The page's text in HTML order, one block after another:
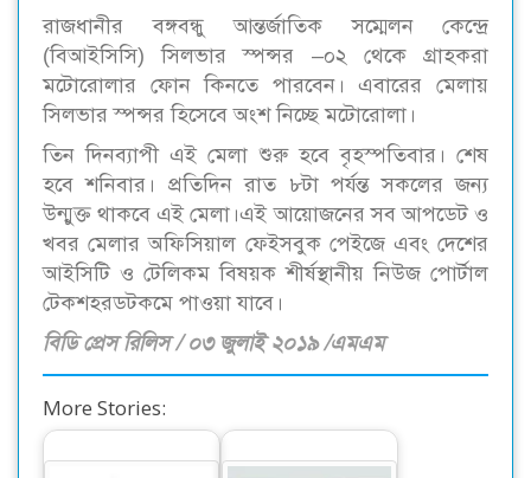
রাজধানীর বঙ্গবন্ধু আন্তর্জাতিক সম্মেলন কেন্দ্রে
(বিআইসিসি) সিলভার স্পন্সর –০২ থেকে গ্রাহকরা
মটোরোলার ফোন কিনতে পারবেন। এবারের মেলায়
সিলভার স্পন্সর হিসেবে অংশ নিচ্ছে মটোরোলা।
তিন দিনব্যাপী এই মেলা শুরু হবে বৃহস্পতিবার। শেষ
হবে শনিবার। প্রতিদিন রাত ৮টা পর্যন্ত সকলের জন্য
উন্মুক্ত থাকবে এই মেলা।এই আয়োজনের সব আপডেট ও
খবর মেলার অফিসিয়াল ফেইসবুক পেইজে এবং দেশের
আইসিটি ও টেলিকম বিষয়ক শীর্ষস্থানীয় নিউজ পোর্টাল
টেকশহরডটকমে পাওয়া যাবে।
বিডি প্রেস রিলিস / ০৩ জুলাই ২০১৯ /এমএম
More Stories: